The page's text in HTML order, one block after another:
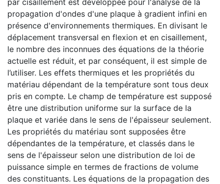
par cisaillement est développée pour l'analyse de la
propagation d'ondes d'une plaque à gradient infini en
présence d'environnements thermiques. En divisant le
déplacement transversal en flexion et en cisaillement,
le nombre des inconnues des équations de la théorie
actuelle est réduit, et par conséquent, il est simple de
l’utiliser. Les effets thermiques et les propriétés du
matériau dépendant de la température sont tous deux
pris en compte. Le champ de température est supposé
être une distribution uniforme sur la surface de la
plaque et variée dans le sens de l'épaisseur seulement.
Les propriétés du matériau sont supposées être
dépendantes de la température, et classés dans le
sens de l'épaisseur selon une distribution de loi de
puissance simple en termes de fractions de volume
des constituants. Les équations de la propagation des